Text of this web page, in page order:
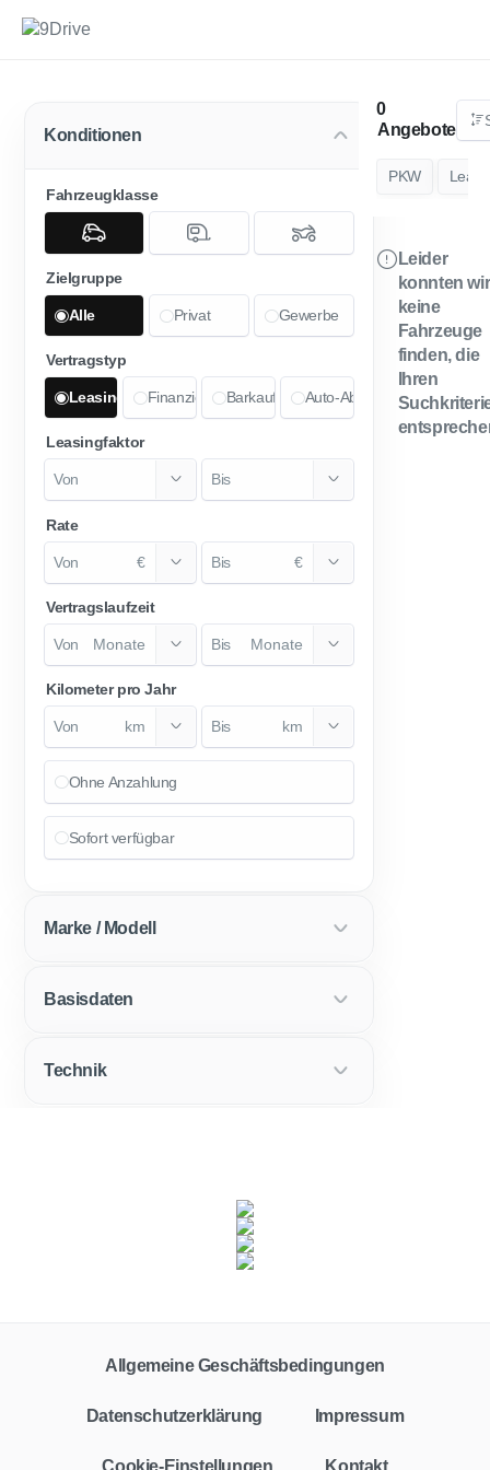
Konditionen
Fahrzeugklasse
Zielgruppe
Alle Privat Gewerbe
Vertragstyp
Leasing FinanzierungBarkauf Auto-Abo
Leasingfaktor
Rate
€ €
Vertragslaufzeit
Monate Monate
Kilometer pro Jahr
km km
Ohne Anzahlung
Sofort verfügbar
Marke / Modell
Basisdaten
Technik
Angebote
PKW
Leider
konnten wir
keine
Fahrzeuge
finden, die
Ihren
Vertragstyp
Leasing Finanzierung Barkauf Auto-Abo
Leasingfaktor
Allgemeine Geschäftsbedingungen
Datenschutzerklärung Impressum
Cookie-Einstellungen Kontakt